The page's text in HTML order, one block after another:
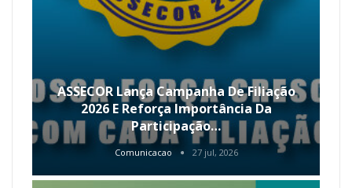
ASSECOR Lança Campanha De Filiação
2026 E Reforça Importância Da
Participação…
Comunicacao 27 jul, 2026